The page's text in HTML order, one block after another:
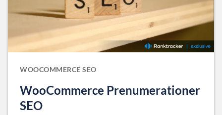
WOOCOMMERCE SEO
WooCommerce Prenumerationer
SEO